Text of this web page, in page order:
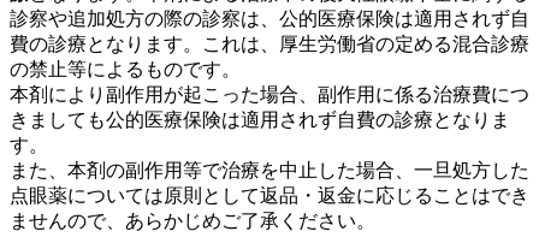
診察や追加処方の際の診察は、公的医療保険は適用されず自
費の診療となります。これは、厚生労働省の定める混合診療
の禁止等によるものです。
本剤により副作用が起こった場合、副作用に係る治療費につ
きましても公的医療保険は適用されず自費の診療となりま
す。
また、本剤の副作用等で治療を中止した場合、一旦処方した
点眼薬については原則として返品・返金に応じることはでき
ませんので、あらかじめご了承ください。